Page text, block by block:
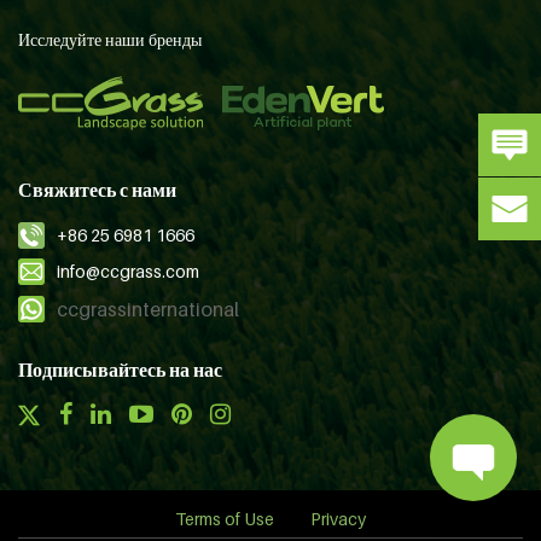
Исследуйте наши бренды
Свяжитесь с нами
+86 25 6981 1666
info@ccgrass.com
ccgrassinternational
Подписывайтесь на нас
Terms of Use Privacy